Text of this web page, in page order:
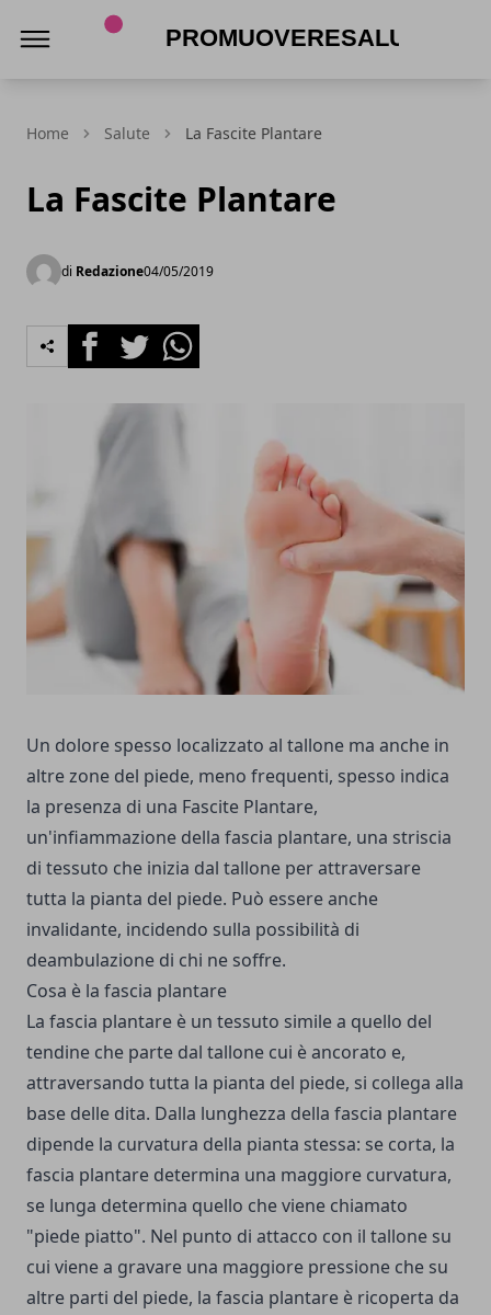
Home Salute La Fascite Plantare
La Fascite Plantare
di Redazione04/05/2019
FacebookTwitterWhatsapp
Un dolore spesso localizzato al tallone ma anche in
altre zone del piede, meno frequenti, spesso indica
la presenza di una Fascite Plantare,
un'infiammazione della fascia plantare, una striscia
di tessuto che inizia dal tallone per attraversare
tutta la pianta del piede. Può essere anche
invalidante, incidendo sulla possibilità di
deambulazione di chi ne soffre.
Cosa è la fascia plantare
La fascia plantare è un tessuto simile a quello del
tendine che parte dal tallone cui è ancorato e,
attraversando tutta la pianta del piede, si collega alla
base delle dita. Dalla lunghezza della fascia plantare
dipende la curvatura della pianta stessa: se corta, la
fascia plantare determina una maggiore curvatura,
se lunga determina quello che viene chiamato
"piede piatto". Nel punto di attacco con il tallone su
cui viene a gravare una maggiore pressione che su
altre parti del piede, la fascia plantare è ricoperta da